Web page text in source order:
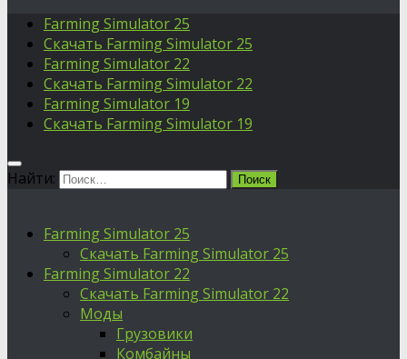
Farming Simulator 25
Скачать Farming Simulator 25
Farming Simulator 22
Скачать Farming Simulator 22
Farming Simulator 19
Скачать Farming Simulator 19
Найти:
Farming Simulator 25
Скачать Farming Simulator 25
Farming Simulator 22
Скачать Farming Simulator 22
Моды
Грузовики
Комбайны